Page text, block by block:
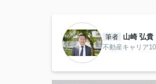
筆者 山崎 弘貴
不動産キャリア